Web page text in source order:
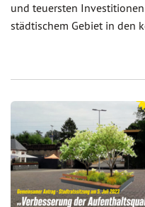
und teuersten
städtischem Gebiet in den